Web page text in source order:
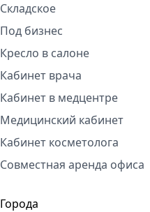
Складское
Под бизнес
Кресло в салоне
Кабинет врача
Кабинет в медцентре
Медицинский кабинет
Кабинет косметолога
Совместная аренда офиса
Города